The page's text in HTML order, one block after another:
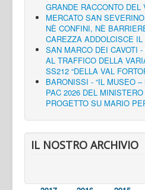
GRANDE RACCONTO DEL
MERCATO SAN
NÈ CONFINI, NÈ
CAREZZA ADDOLCISCE IL
SAN MARCO DEI CAVOTI -
AL TRAFFICO DELLA
SS212 “DELLA VAL
BARONISSI - “IL MUSEO
PAC 2026 DEL
PROGETTO SU MARIO
IL NOSTRO ARCHIVIO